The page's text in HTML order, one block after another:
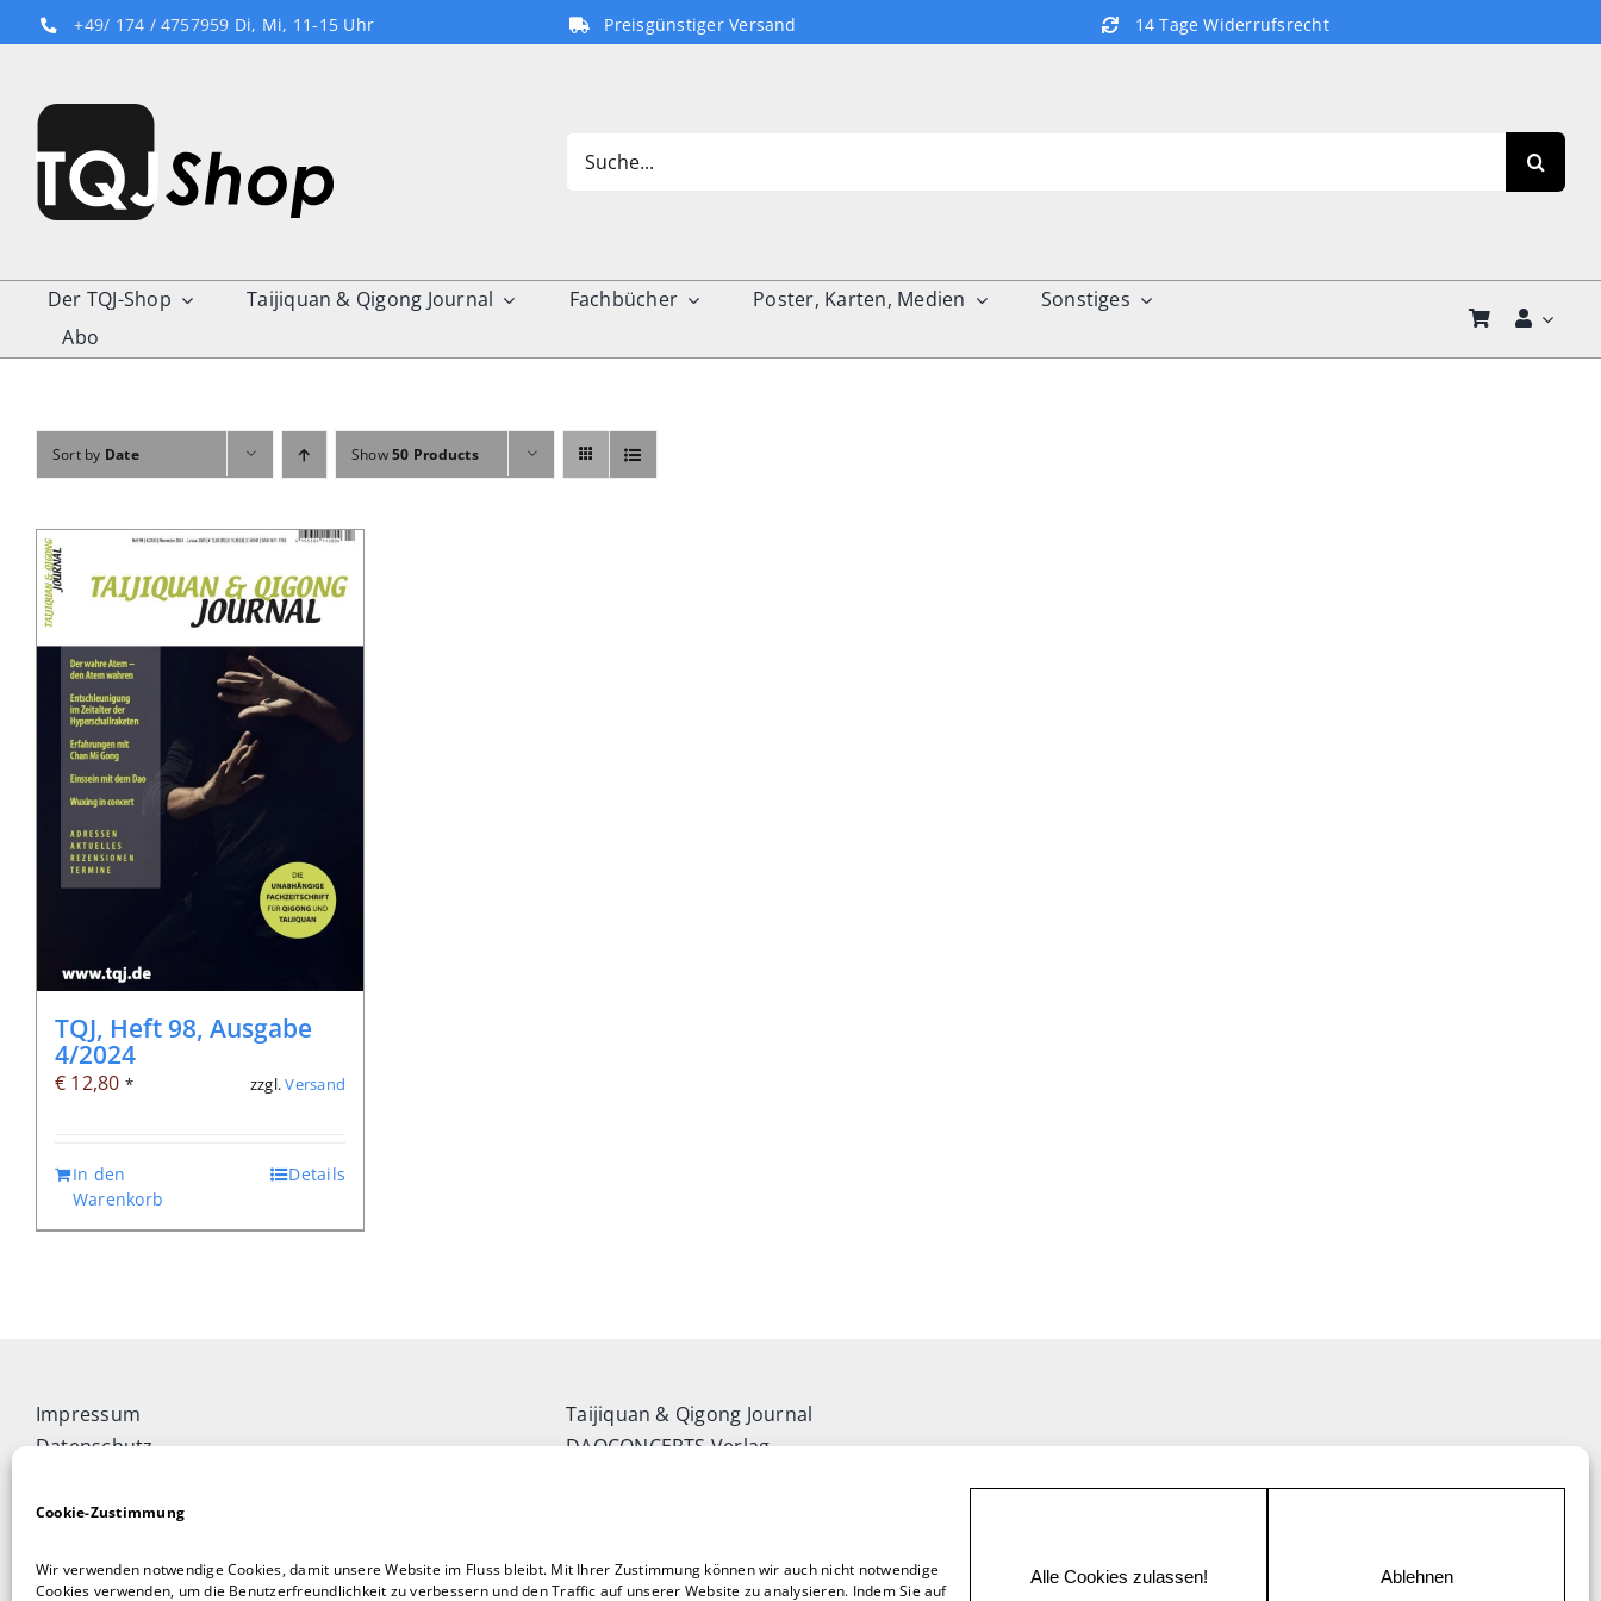
Cookie-Zustimmung
Wir verwenden notwendige Cookies, damit unsere Website im Fluss bleibt. Mit Ihrer Zustimmung können wir auch nicht notwendige
Cookies verwenden, um die Benutzerfreundlichkeit zu verbessern und den Traffic auf unserer Website zu analysieren. Indem Sie auf
Alle Cookies zulassen! Ablehnen
to
+49/ 174 / 4757959 Di, Mi, 11-15 Uhr Preisgünstiger Versand 14 Tage Widerrufsrecht
for:
Der TQJ-Shop Taijiquan & Qigong Journal Fachbücher Poster, Karten, Medien
Sonstiges
Abo
Sort by Date Show50 Products
TQJ, Heft 98, Ausgabe
4/2024
€ 12,80 * zzgl.Versand
In den
Warenkorb
Details
Impressum
Datenschutz
Cookie-Richtlinie (EU)
Vertrag widerrufen
Taijiquan & Qigong Journal
DAOCONCEPTS Verlag